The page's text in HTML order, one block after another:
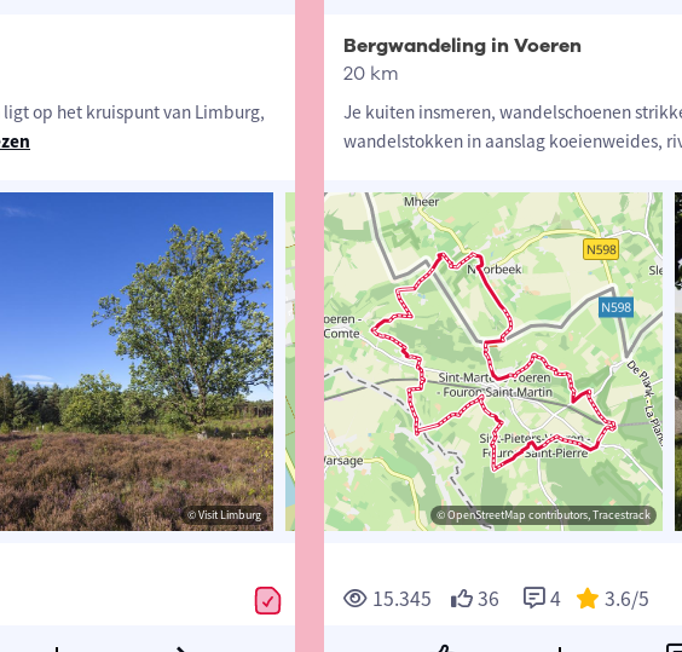
op het kruispunt van Limburg,
© Visit Limburg © OpenStreetMap contributors, Tracestrack
Bergwandeling in Voeren
20 km
Je kuiten insmeren, wandelschoenen
wandelstokken in aanslag koeienweides,
© Visit Limburg © OpenStreetMap contributors, Tracestrack
15.345 36 4 3.6/5